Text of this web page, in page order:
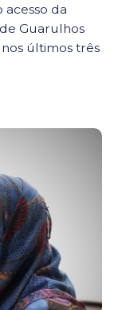
da
Guarulhos
últimos três